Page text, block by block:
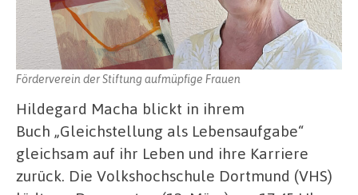
Förderverein der Stiftung aufmüpfige Frauen
Hildegard Macha blickt in ihrem
Buch „Gleichstellung als Lebensaufgabe“
gleichsam auf ihr Leben und ihre Karriere
zurück. Die Volkshochschule Dortmund (VHS)